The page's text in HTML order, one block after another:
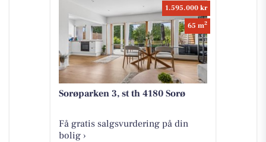
1.595.000 kr
65 m2
Sorøparken 3, st th 4180 Sorø
Få gratis salgsvurdering på din
bolig ›